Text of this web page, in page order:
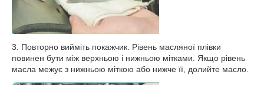
3. Повторно вийміть покажчик. Рівень масляної плівки
повинен бути між верхньою і нижньою мітками. Якщо рівень
масла межує з нижньою міткою або нижче її, долийте масло.